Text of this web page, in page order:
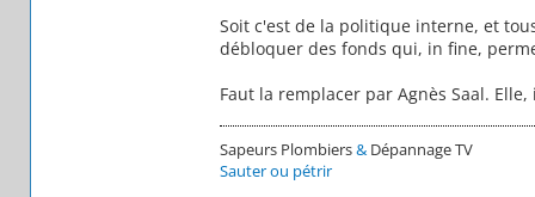
Soit c'est de la politique interne, et
débloquer des fonds qui, in fine,
Faut la remplacer par Agnès Saal.
Sapeurs Plombiers&Dépannage TV
Sauter ou pétrir